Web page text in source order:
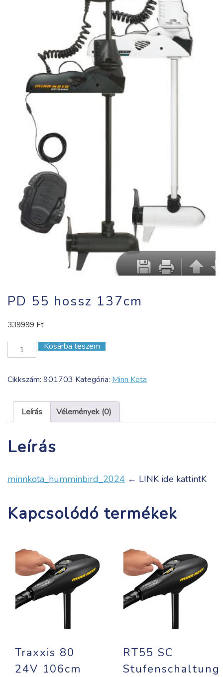
PD 55 hossz 137cm
339999 Ft
55
137cm
Kosárba teszem
Cikkszám: 901703 Kategória: Minn Kota
Leírás Vélemények (0)
Leírás
minnkota_humminbird_2024 ← LINK ide kattintK
Kapcsolódó termékek
Traxxis 80
24V 106cm
RT55 SC
Stufenschaltung